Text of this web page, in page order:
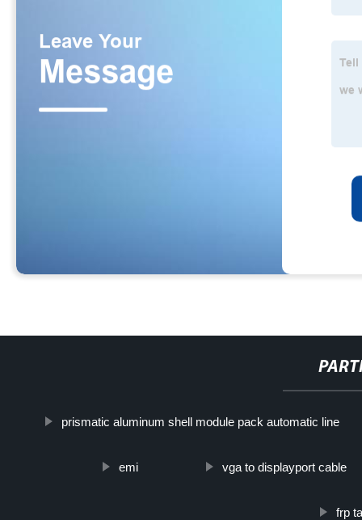
prismatic aluminum shell module pack automatic line
emi vga to displayport cable
frp